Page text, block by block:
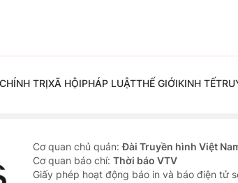
TRỊXÃ HỘIPHÁP LUẬTTHẾ GIỚIKINH TẾ
Cơ quan chủ quản:Đài Truyền hình Việt
Cơ quan báo chí: Thời báo VTV
Giấy phép hoạt động báo in và báo điện tử